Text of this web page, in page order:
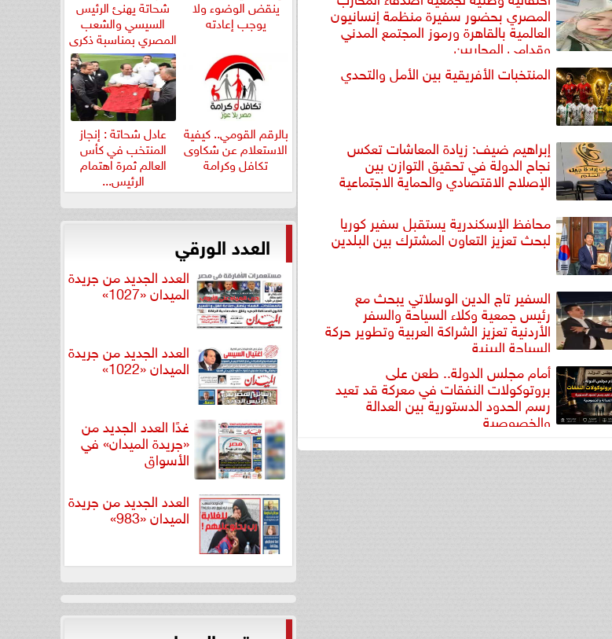
المصري بحضور سفيرة منظمة إنسانيون
العالمية بالقاهرة ورموز المجتمع المدني
وقدامي المحاربين
المنتخبات الأفريقية بين الأمل والتحدي
إبراهيم ضيف: زيادة المعاشات تعكس
نجاح الدولة في تحقيق التوازن بين
الإصلاح الاقتصادي والحماية الاجتماعية
محافظ الإسكندرية يستقبل سفير كوريا
لبحث تعزيز التعاون المشترك بين البلدين
السفير تاج الدين الوسلاتي يبحث مع
رئيس جمعية وكلاء السياحة والسفر
الأردنية تعزيز الشراكة العربية وتطوير حركة
السياحة البينية
أمام مجلس الدولة.. طعن على
بروتوكولات النفقات في معركة قد تعيد
رسم الحدود الدستورية بين العدالة
والخصوصية
ينقض الوضوء ولا
يوجب إعادته
شحاتة يهنئ الرئيس
السيسي والشعب
المصري بمناسبة ذكرى
ثورة...
بالرقم القومي.. كيفية
الاستعلام عن شكاوى
تكافل وكرامة
عادل شحاتة : إنجاز
المنتخب في كأس
العالم ثمرة اهتمام
الرئيس...
العدد الورقي
العدد الجديد من جريدة
الميدان «1027»
العدد الجديد من جريدة
الميدان «1022»
غدًا العدد الجديد من
«جريدة الميدان» في
الأسواق
العدد الجديد من جريدة
الميدان «983»